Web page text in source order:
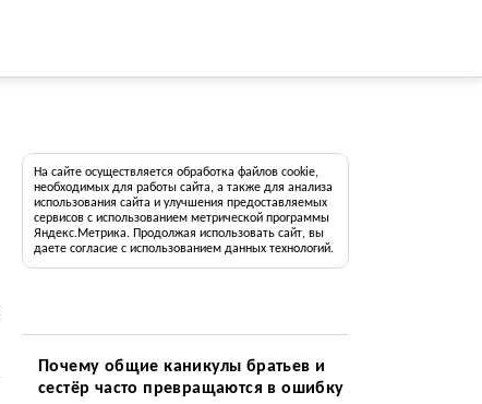
На сайте осуществляется обработка файлов cookie,
необходимых для работы сайта, а также для анализа
использования сайта и улучшения предоставляемых
сервисов с использованием метрической программы
Яндекс.Метрика. Продолжая использовать сайт, вы
даете согласие с использованием данных технологий.
Почему общие каникулы братьев и
сестёр часто превращаются в ошибку